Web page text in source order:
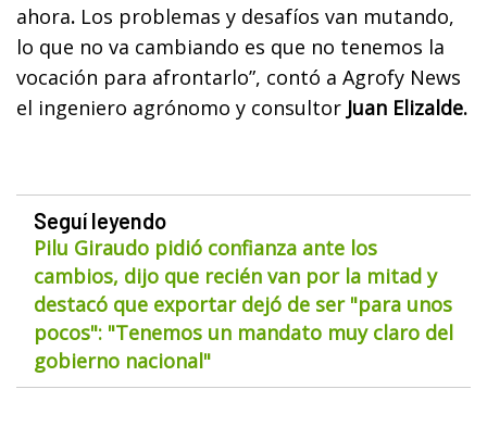
ahora. Los problemas y desafíos van mutando,
lo que no va cambiando es que no tenemos la
vocación para afrontarlo”, contó a Agrofy News
el ingeniero agrónomo y consultor Juan Elizalde.
Seguí leyendo
Pilu Giraudo pidió confianza ante los
cambios, dijo que recién van por la mitad y
destacó que exportar dejó de ser "para unos
pocos": "Tenemos un mandato muy claro del
gobierno nacional"